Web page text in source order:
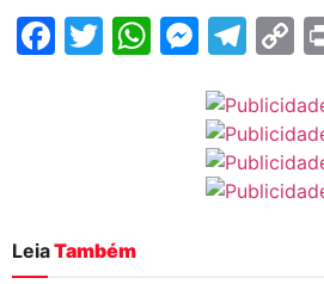
Facebook
Twitter
LeiaTambém